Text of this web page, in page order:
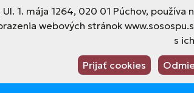
1. mája 1264, 020 01 Púchov,
webových stránok
s
Prijať cookies